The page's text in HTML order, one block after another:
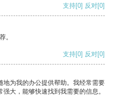
支持[0] 反对[0]
。
支持[0] 反对[0]
地为我的办公提供帮助。我经常需要
大，能够快速找到我需要的信息。